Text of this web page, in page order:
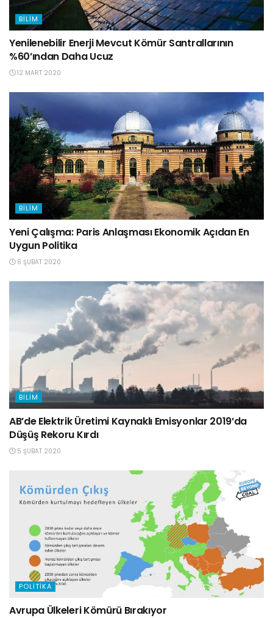
BILIM
Yenilenebilir Enerji Mevcut Kömür Santrallarının
%60’ından Daha Ucuz
12 MART 2020
BILIM
Yeni Çalışma: Paris Anlaşması Ekonomik Açıdan En
Uygun Politika
6 ŞUBAT 2020
BILIM
AB’de Elektrik Üretimi Kaynaklı Emisyonlar 2019’da
Düşüş Rekoru Kırdı
5 ŞUBAT 2020
POLITIKA
Avrupa Ülkeleri Kömürü Bırakıyor